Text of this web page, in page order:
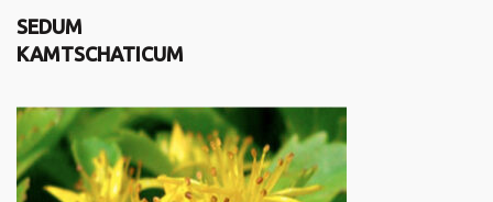
SEDUM
KAMTSCHATICUM